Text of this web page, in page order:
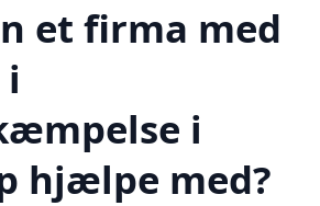
et firma med
i
i
hjælpe med?